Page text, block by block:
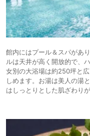
館内にはプール＆スパがあ
ルは天井が高く開放的で、
女別の大浴場は約250坪と
しめます。お湯は美人の湯
はしっとりとした肌ざわり